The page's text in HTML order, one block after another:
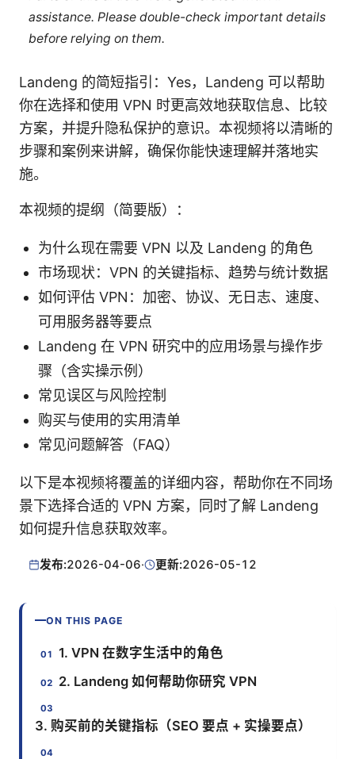
assistance. Please double-check important details
before relying on them.
Landeng 的简短指引：Yes，Landeng 可以帮助
你在选择和使用 VPN 时更高效地获取信息、比较
方案，并提升隐私保护的意识。本视频将以清晰的
步骤和案例来讲解，确保你能快速理解并落地实
施。
本视频的提纲（简要版）：
为什么现在需要 VPN 以及 Landeng 的角色
市场现状：VPN 的关键指标、趋势与统计数据
如何评估 VPN：加密、协议、无日志、速度、
可用服务器等要点
Landeng 在 VPN 研究中的应用场景与操作步
骤（含实操示例）
常见误区与风险控制
购买与使用的实用清单
常见问题解答（FAQ）
以下是本视频将覆盖的详细内容，帮助你在不同场
景下选择合适的 VPN 方案，同时了解 Landeng
如何提升信息获取效率。
发布:2026-04-06· 更新:2026-05-12
ON THIS PAGE
1. VPN 在数字生活中的角色
2. Landeng 如何帮助你研究 VPN
3. 购买前的关键指标（SEO 要点 + 实操要点）